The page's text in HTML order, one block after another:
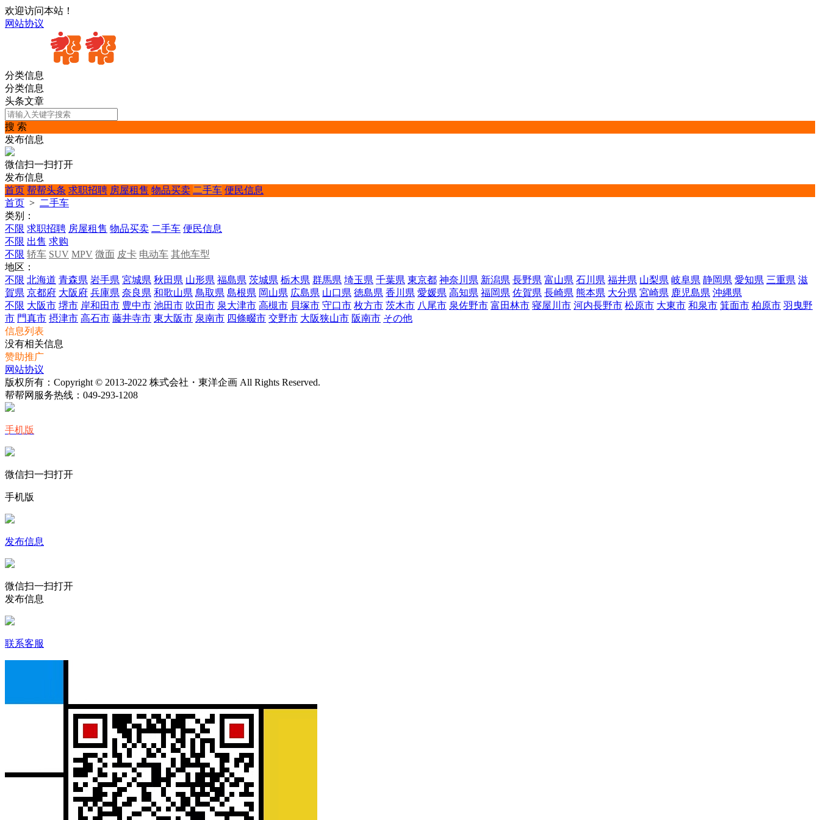
欢迎访问本站！
网站协议
分类信息
分类信息
头条文章
搜 索
发布信息
微信扫一扫打开
发布信息
首页 帮帮头条 求职招聘 房屋租售 物品买卖 二手车 便民信息
首页 > 二手车
类别：
不限 求职招聘 房屋租售 物品买卖 二手车 便民信息
不限 出售 求购
不限 轿车 SUV MPV 微面 皮卡 电动车 其他车型
地区：
不限 北海道 青森県 岩手県 宮城県 秋田県 山形県 福島県 茨城県 栃木県 群馬県 埼玉県 千葉県 東京都 神奈川県 新潟県 長野県 富山県 石川県 福井県 山梨県 岐阜県 静岡県 愛知県 三重県 滋
賀県 京都府 大阪府 兵庫県 奈良県 和歌山県 鳥取県 島根県 岡山県 広島県 山口県 徳島県 香川県 愛媛県 高知県 福岡県 佐賀県 長崎県 熊本県 大分県 宮崎県 鹿児島県 沖縄県
不限 大阪市 堺市 岸和田市 豊中市 池田市 吹田市 泉大津市 高槻市 貝塚市 守口市 枚方市 茨木市 八尾市 泉佐野市 富田林市 寝屋川市 河内長野市 松原市 大東市 和泉市 箕面市 柏原市 羽曳野
市 門真市 摂津市 高石市 藤井寺市 東大阪市 泉南市 四條畷市 交野市 大阪狭山市 阪南市 その他
信息列表
没有相关信息
赞助推广
网站协议
版权所有：Copyright © 2013-2022 株式会社・東洋企画 All Rights Reserved.
帮帮网服务热线： 049-293-1208
手机版
微信扫一扫打开
手机版
发布信息
微信扫一扫打开
发布信息
联系客服